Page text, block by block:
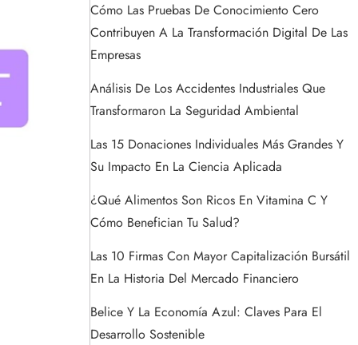
Cómo Las Pruebas De Conocimiento Cero
Contribuyen A La Transformación Digital De Las
Empresas
Análisis De Los Accidentes Industriales Que
Transformaron La Seguridad Ambiental
Las 15 Donaciones Individuales Más Grandes Y
Su Impacto En La Ciencia Aplicada
¿Qué Alimentos Son Ricos En Vitamina C Y
Cómo Benefician Tu Salud?
Las 10 Firmas Con Mayor Capitalización Bursátil
En La Historia Del Mercado Financiero
Belice Y La Economía Azul: Claves Para El
Desarrollo Sostenible